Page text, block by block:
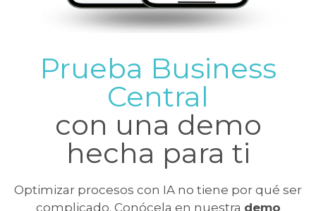
Prueba Business
Central
con una demo
hecha para ti
Optimizar procesos con IA no tiene por qué ser
complicado. Conócela en nuestra demo